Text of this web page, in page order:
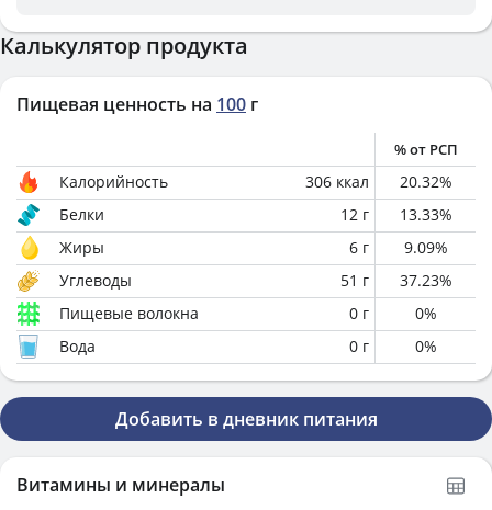
Калькулятор продукта
Пищевая ценность на 100 г
% от РСП
Калорийность 306 ккал 20.32%
Белки
12 г 13.33%
Жиры
6 г 9.09%
Углеводы
51 г 37.23%
Пищевые волокна
0 г 0%
Вода
0 г 0%
Добавить в дневник питания
Витамины и минералы